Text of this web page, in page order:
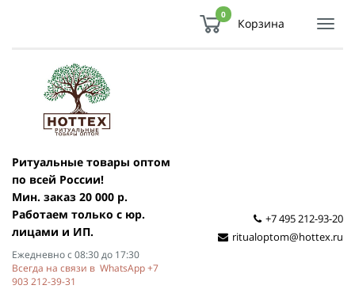
0
Корзина
Ритуальные товары оптом
по всей России!
Мин. заказ 20 000 р.
Работаем только с юр.
лицами и ИП.
Ежедневно с 08:30 до 17:30
Всегда на связи в WhatsApp +7
903 212-39-31
+7 495 212-93-20
ritualoptom@hottex.ru